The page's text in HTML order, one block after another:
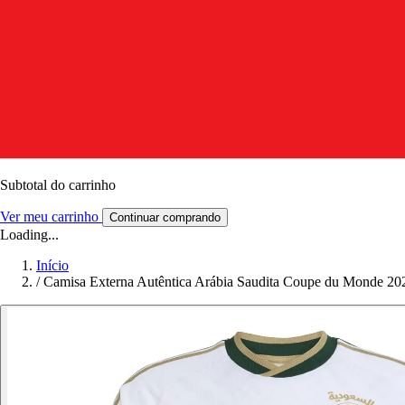
Subtotal do carrinho
Ver meu carrinho Continuar comprando
Loading...
Início
/ Camisa Externa Autêntica Arábia Saudita Coupe du Monde